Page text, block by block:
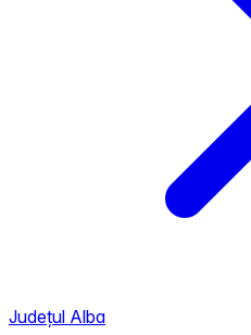
Județul Alba